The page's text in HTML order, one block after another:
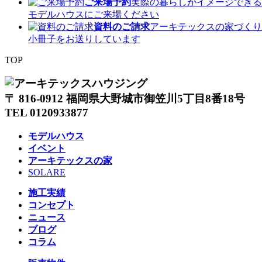
モデルハウスにご来場ください
資料のご請求アーキテックスの家づく
小冊子をお送りしています
TOP
〒 816-0912 福岡県大野城市御笠川5丁目8番18号
TEL 0120933877
モデルハウス
イベント
アーキテックスの家
SOLARE
施工実績
コンセプト
ニュース
ブログ
コラム